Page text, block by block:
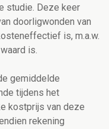
studie. Deze keer
doorligwonden van
is, m.a.w.
is.
gemiddelde
tijdens het
kostprijs van deze
rekening